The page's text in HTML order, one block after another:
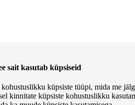
Me hindame igat ostjat ja väga
muutuvad püsiklientideks. Me
sait kasutab küpsiseid
küpsiste tüüpi, mida me
kinnitate küpsiste kohustuslikku